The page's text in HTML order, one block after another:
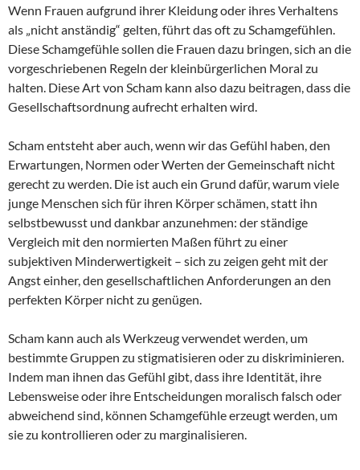
Wenn Frauen aufgrund ihrer Kleidung oder ihres Verhaltens
als „nicht anständig“ gelten, führt das oft zu Schamgefühlen.
Diese Schamgefühle sollen die Frauen dazu bringen, sich an die
vorgeschriebenen Regeln der kleinbürgerlichen Moral zu
halten. Diese Art von Scham kann also dazu beitragen, dass die
Gesellschaftsordnung aufrecht erhalten wird.
Scham entsteht aber auch, wenn wir das Gefühl haben, den
Erwartungen, Normen oder Werten der Gemeinschaft nicht
gerecht zu werden. Die ist auch ein Grund dafür, warum viele
junge Menschen sich für ihren Körper schämen, statt ihn
selbstbewusst und dankbar anzunehmen: der ständige
Vergleich mit den normierten Maßen führt zu einer
subjektiven Minderwertigkeit – sich zu zeigen geht mit der
Angst einher, den gesellschaftlichen Anforderungen an den
perfekten Körper nicht zu genügen.
Scham kann auch als Werkzeug verwendet werden, um
bestimmte Gruppen zu stigmatisieren oder zu diskriminieren.
Indem man ihnen das Gefühl gibt, dass ihre Identität, ihre
Lebensweise oder ihre Entscheidungen moralisch falsch oder
abweichend sind, können Schamgefühle erzeugt werden, um
sie zu kontrollieren oder zu marginalisieren.